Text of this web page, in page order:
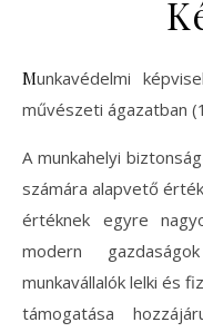
Munkavédelmi képviselők képzése – adminisztratív és
művészeti ágazatban
A munkahelyi
számára alapvető
értéknek egyre
modern
munkavállalók lelki és
támogatása